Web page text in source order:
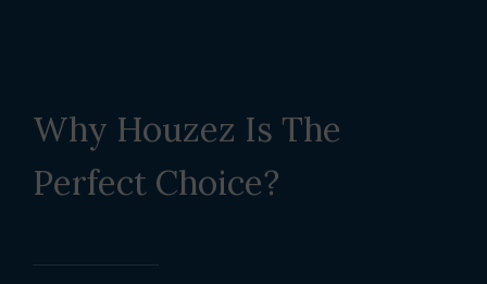
Why Houzez Is The
Perfect Choice?